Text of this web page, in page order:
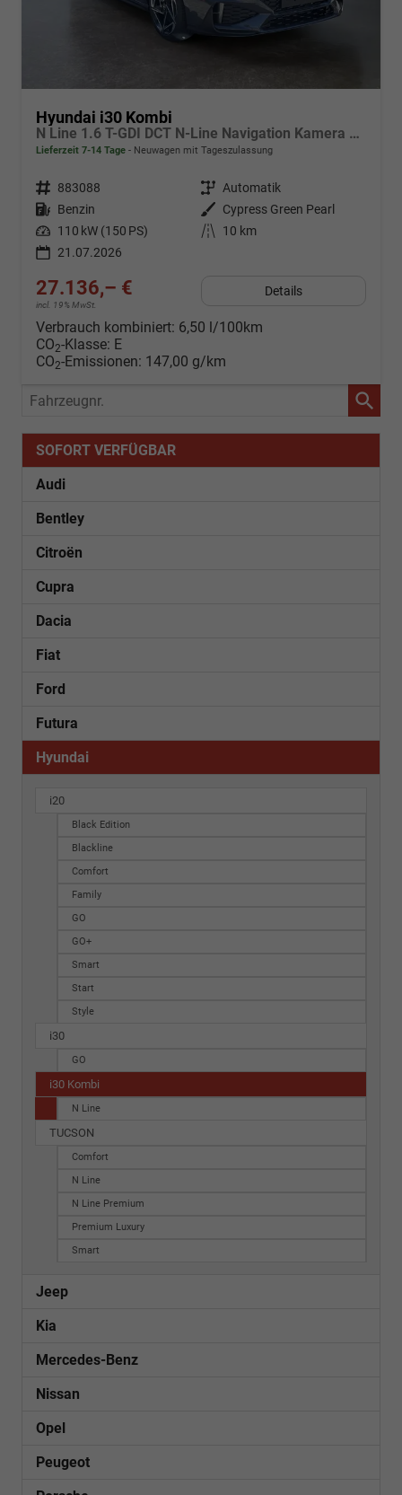
Hyundai i30 Kombi
N Line 1.6 T-GDI DCT N-Line Navigation Kamera 2x Einparkhilfe 18 Zoll 2Zonenklima
Lieferzeit 7-14 Tage Neuwagen mit Tageszulassung
Fahrzeugnr. 883088 Getriebe Automatik
Kraftstoff Benzin Außenfarbe
Cypress Green Pearl
Leistung 110 kW (150 PS) Kilometerstand
10 km
21.07.2026
27.136,– €
incl. 19% MwSt.
Details
Verbrauch kombiniert: 6,50 l/100km
CO2-Klasse: E
CO2-Emissionen: 147,00 g/km
Fahrzeugnr.
SOFORT VERFÜGBAR
Audi
Bentley
Citroën
Cupra
Dacia
Fiat
Ford
Futura
Hyundai
i20
Black Edition
Blackline
Comfort
Family
GO
GO+
Smart
Start
Style
i30
GO
i30 Kombi
N Line
TUCSON
Comfort
N Line
N Line Premium
Premium Luxury
Smart
Jeep
Kia
Mercedes-Benz
Nissan
Opel
Peugeot